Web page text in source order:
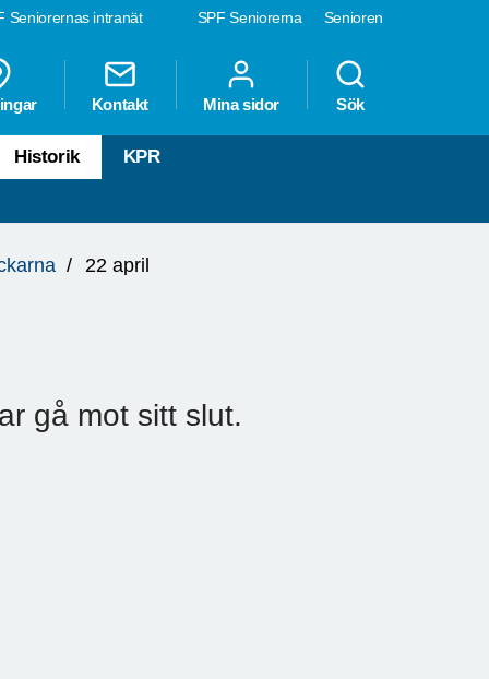
SPF Seniorerna Senioren
Seniorernas intranät
Kontakt Mina sidor Sök
Historik KPR
22 april
gå mot sitt slut.